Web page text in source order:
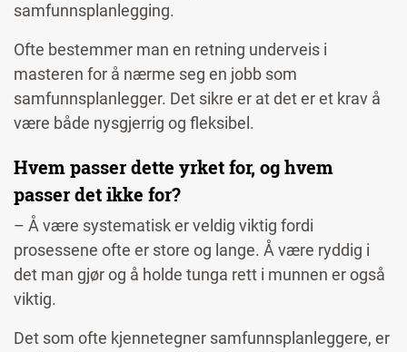
samfunnsplanlegging.
Ofte bestemmer man en retning underveis i
masteren for å nærme seg en jobb som
samfunnsplanlegger. Det sikre er at det er et krav å
være både nysgjerrig og fleksibel.
Hvem passer dette yrket for, og hvem
passer det ikke for?
– Å være systematisk er veldig viktig fordi
prosessene ofte er store og lange. Å være ryddig i
det man gjør og å holde tunga rett i munnen er også
viktig.
Det som ofte kjennetegner samfunnsplanleggere, er